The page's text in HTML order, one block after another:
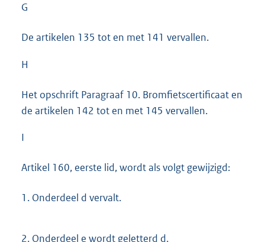
G
De artikelen 135 tot en met 141 vervallen.
H
Het opschrift Paragraaf 10. Bromfietscertificaat en
de artikelen 142 tot en met 145 vervallen.
I
Artikel 160, eerste lid, wordt als volgt gewijzigd:
1. Onderdeel d vervalt.
2. Onderdeel e wordt geletterd d.